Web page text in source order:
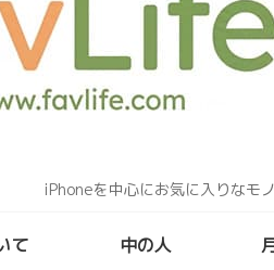
iPhoneを中心にお気に入りなモ
て 中の人